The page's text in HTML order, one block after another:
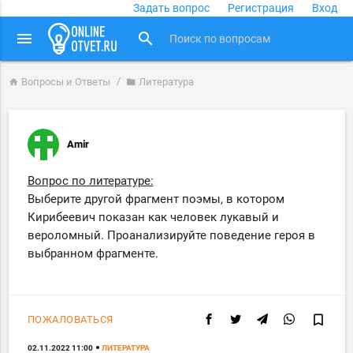
Задать вопрос Регистрация Вход
menu search
home Вопросы и Ответы folder Литература
Amir
Вопрос по литературе:
Выберите другой фрагмент поэмы, в котором
Кирибеевич показан как человек лукавый и
вероломный. Проанализируйте поведение героя в
выбранном фрагменте.
ПОЖАЛОВАТЬСЯ bookmark_border
02.11.2022 11:00 ЛИТЕРАТУРА